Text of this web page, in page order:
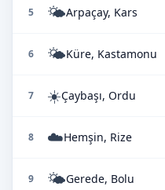
5 🌤️Arpaçay, Kars
6 🌤️Küre, Kastamonu
7 ☀️Çaybaşı, Ordu
8 ☁️Hemşin, Rize
9 🌤️Gerede, Bolu